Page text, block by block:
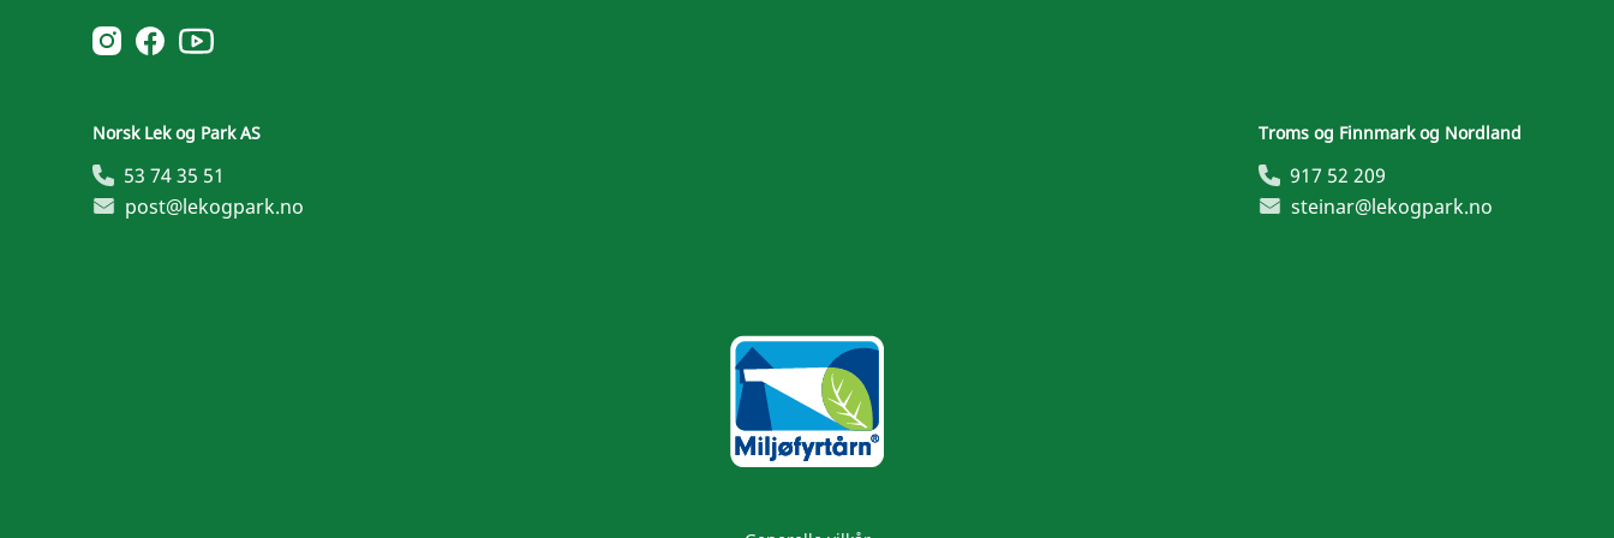
Norsk Leg & Park instagram
Norsk Leg & Park facebook
Norsk Leg & Park youtube
Norsk Lek og Park AS
53 74 35 51
post@lekogpark.no
Troms og Finnmark og Nordland
917 52 209
steinar@lekogpark.no